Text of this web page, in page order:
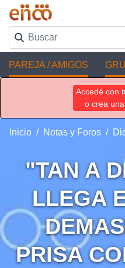
PAREJA / AMIGOS
Accedé con
o crea
Inicio Notas y Foros
"TAN A
LLEGA
PRISA